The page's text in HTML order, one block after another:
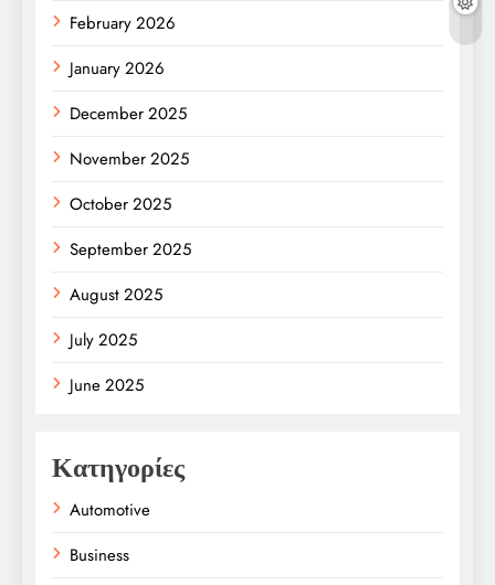
February 2026
January 2026
December 2025
November 2025
October 2025
September 2025
August 2025
July 2025
June 2025
Κατηγορίες
Automotive
Business